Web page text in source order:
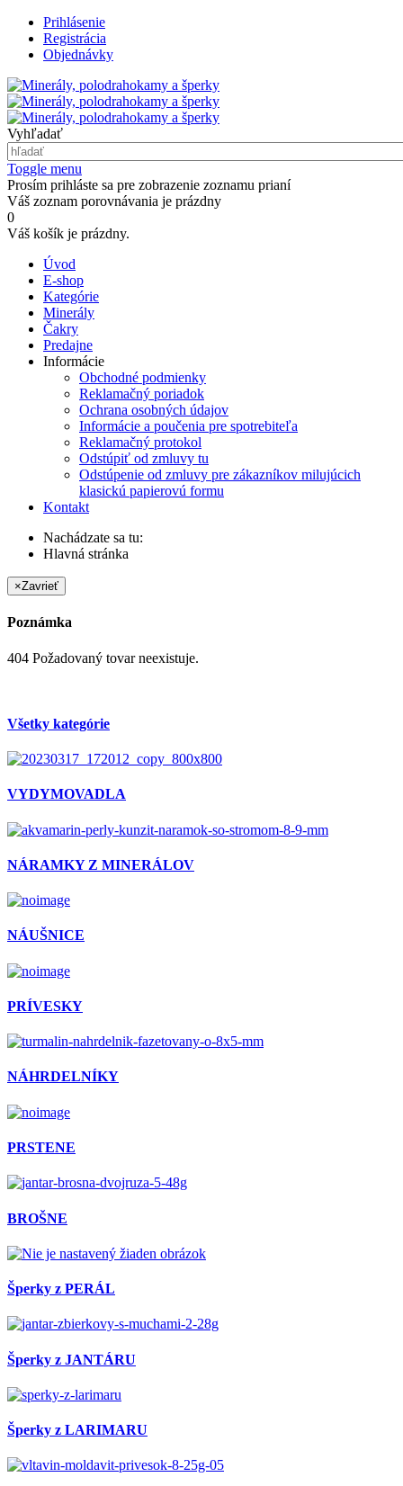
Prihlásenie
Registrácia
Objednávky
Vyhľadať
Toggle menu
Prosím prihláste sa pre zobrazenie zoznamu prianí
Váš zoznam porovnávania je prázdny
0
Váš košík je prázdny.
Úvod
E-shop
Kategórie
Minerály
Čakry
Predajne
Informácie
Obchodné podmienky
Reklamačný poriadok
Ochrana osobných údajov
Informácie a poučenia pre spotrebiteľa
Reklamačný protokol
Odstúpiť od zmluvy tu
Odstúpenie od zmluvy pre zákazníkov milujúcich
klasickú papierovú formu
Kontakt
Nachádzate sa tu:
Hlavná stránka
×Zavrieť
Poznámka
404 Požadovaný tovar neexistuje.
Všetky kategórie
VYDYMOVADLA
NÁRAMKY Z MINERÁLOV
NÁUŠNICE
PRÍVESKY
NÁHRDELNÍKY
PRSTENE
BROŠNE
Šperky z PERÁL
Šperky z JANTÁRU
Šperky z LARIMARU